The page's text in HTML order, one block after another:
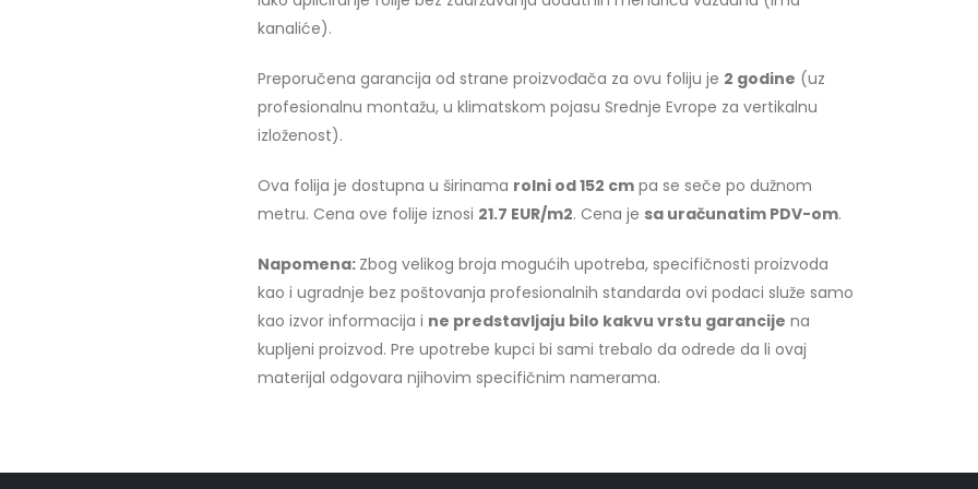
kanaliće).
Preporučena garancija od strane proizvođača za ovu foliju je 2 godine (uz
profesionalnu montažu, u klimatskom pojasu Srednje Evrope za vertikalnu
izloženost).
Ova folija je dostupna u širinama rolni od 152 cm pa se seče po dužnom
metru. Cena ove folije iznosi 21.7 EUR/m2. Cena je sa uračunatim PDV-om.
Napomena: Zbog velikog broja mogućih upotreba, specifičnosti proizvoda
kao i ugradnje bez poštovanja profesionalnih standarda ovi podaci služe samo
kao izvor informacija i ne predstavljaju bilo kakvu vrstu garancije na
kupljeni proizvod. Pre upotrebe kupci bi sami trebalo da odrede da li ovaj
materijal odgovara njihovim specifičnim namerama.